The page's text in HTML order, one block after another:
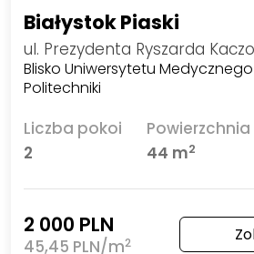
Białystok Piaski
ul. Prezydenta Ryszarda
Blisko Uniwersytetu
Politechniki
Liczba pokoi
2
Powierzchnia
44 m2
2 000 PLN
45,45 PLN/m2